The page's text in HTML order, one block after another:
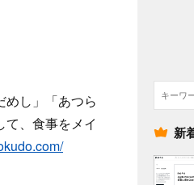
めし」「あつら
て、食事をメイ
検
索
新